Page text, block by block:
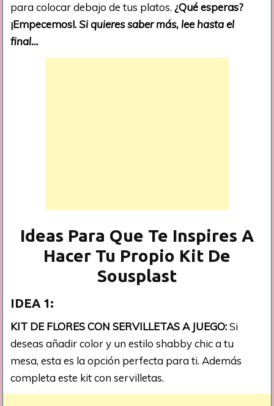
para colocar debajo de tus platos. ¿Qué esperas?
¡Empecemos!.Si quieres saber más, lee hasta el
final…
Ideas Para Que Te Inspires A
Hacer Tu Propio Kit De
Sousplast
IDEA 1:
KIT DE FLORES CON SERVILLETAS A JUEGO:Si
deseas añadir color y un estilo shabby chic a tu
mesa, esta es la opción perfecta para ti. Además
completa este kit con servilletas.